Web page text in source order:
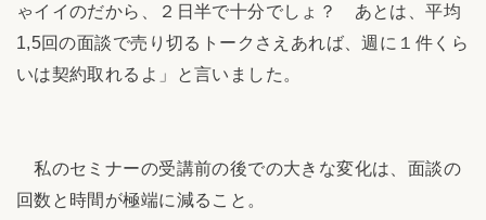
ゃイイのだから、２日半で十分でしょ？ あとは、平均
1,5回の面談で売り切るトークさえあれば、週に１件くら
いは契約取れるよ」と言いました。
私のセミナーの受講前の後での大きな変化は、面談の
回数と時間が極端に減ること。